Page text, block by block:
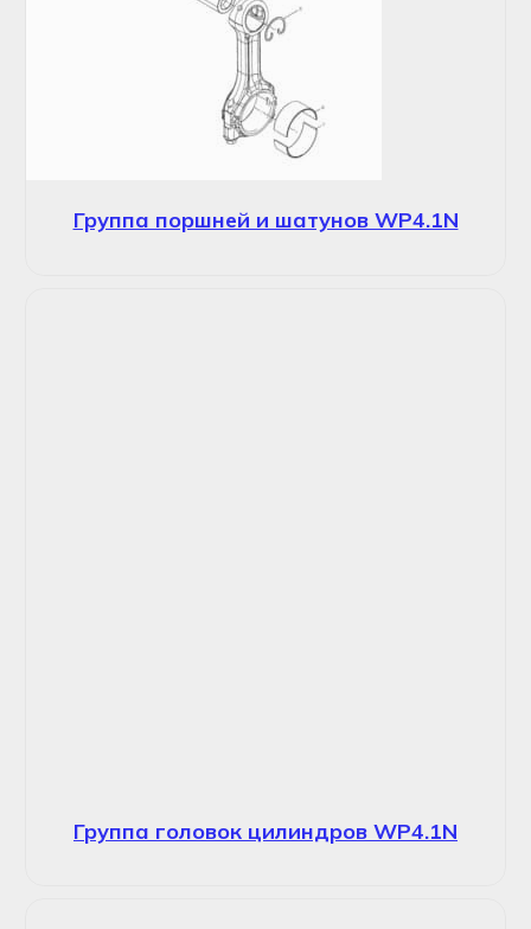
Группа поршней и шатунов WP4.1N
Группа головок цилиндров WP4.1N